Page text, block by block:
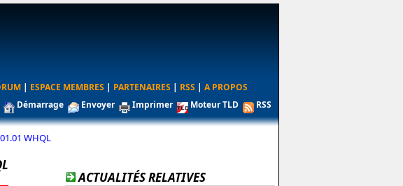
| ESPACE MEMBRES | PARTENAIRES | RSS | A PROPOS
Démarrage Envoyer Imprimer Moteur TLD RSS
WHQL
ACTUALITÉS RELATIVES